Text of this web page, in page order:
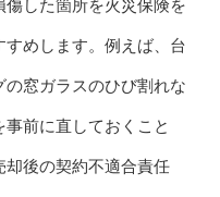
した箇所を火災保険を
めします。例えば、台
窓ガラスのひび割れな
前に直しておくこと
却後の契約不適合責任